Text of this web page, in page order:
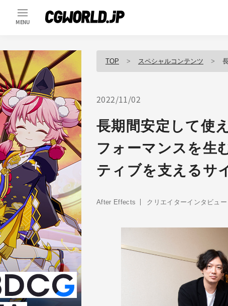
MENU
TOP スペシャルコンテンツ 長
2022/11/02
長期間安定して使
フォーマンスを生
ティブを支えるサ
After Effects クリエイターインタビュー